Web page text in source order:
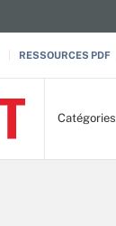
RESSOURCES PDF
Catégories